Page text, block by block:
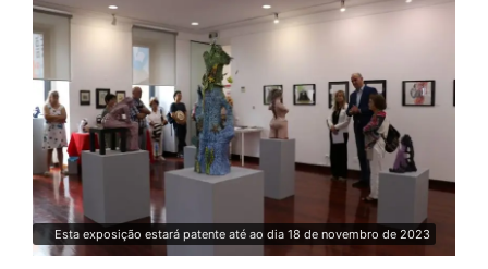
Esta exposição estará patente até ao dia 18 de novembro de 2023